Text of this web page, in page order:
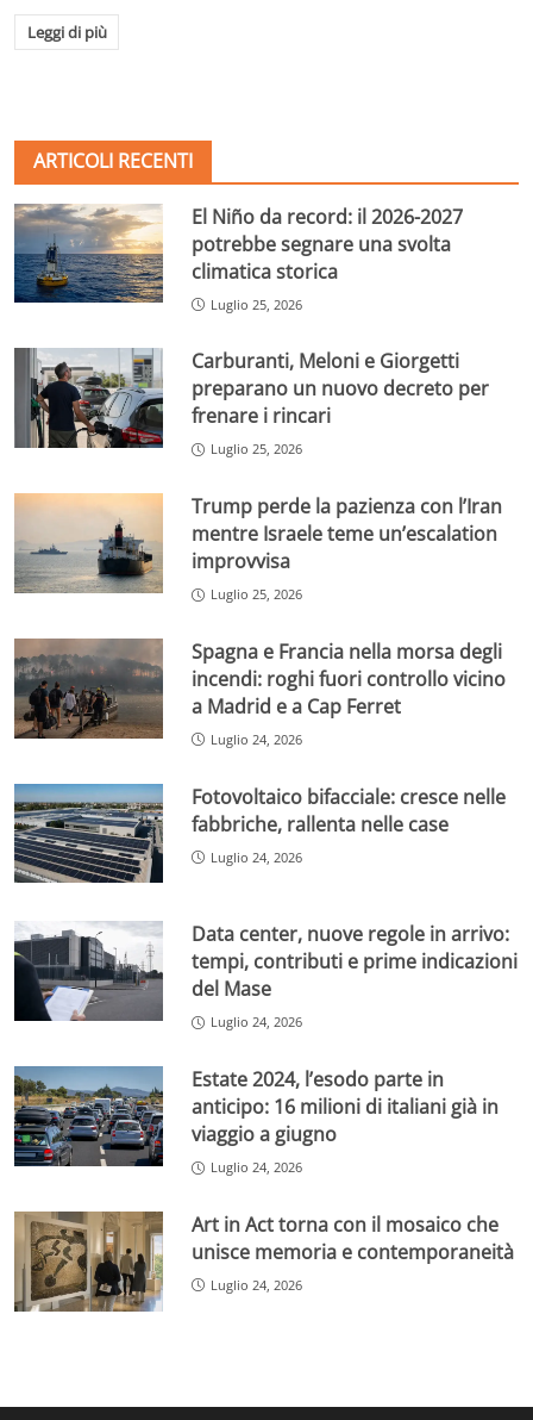
Leggi di più
ARTICOLI RECENTI
El Niño da record: il 2026-2027
potrebbe segnare una svolta
climatica storica
Luglio 25, 2026
Carburanti, Meloni e Giorgetti
preparano un nuovo decreto per
frenare i rincari
Luglio 25, 2026
Trump perde la pazienza con l’Iran
mentre Israele teme un’escalation
improvvisa
Luglio 25, 2026
Spagna e Francia nella morsa degli
incendi: roghi fuori controllo vicino
a Madrid e a Cap Ferret
Luglio 24, 2026
Fotovoltaico bifacciale: cresce nelle
fabbriche, rallenta nelle case
Luglio 24, 2026
Data center, nuove regole in arrivo:
tempi, contributi e prime indicazioni
del Mase
Luglio 24, 2026
Estate 2024, l’esodo parte in
anticipo: 16 milioni di italiani già in
viaggio a giugno
Luglio 24, 2026
Art in Act torna con il mosaico che
unisce memoria e contemporaneità
Luglio 24, 2026